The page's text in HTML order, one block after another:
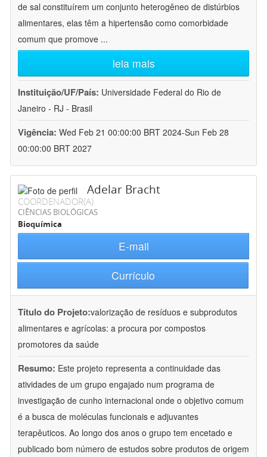
de sal constituírem um conjunto heterogêneo de distúrbios
alimentares, elas têm a hipertensão como comorbidade
comum que promove ...
leia mais
Instituição/UF/País: Universidade Federal do Rio de
Janeiro - RJ - Brasil
Vigência: Wed Feb 21 00:00:00 BRT 2024-Sun Feb 28
00:00:00 BRT 2027
Adelar Bracht
COORDENADOR(A)
CIÊNCIAS BIOLÓGICAS
Bioquímica
E-mail
Currículo
Título do Projeto:valorização de resíduos e subprodutos
alimentares e agrícolas: a procura por compostos
promotores da saúde
Resumo: Este projeto representa a continuidade das
atividades de um grupo engajado num programa de
investigação de cunho internacional onde o objetivo comum
é a busca de moléculas funcionais e adjuvantes
terapêuticos. Ao longo dos anos o grupo tem encetado e
publicado bom número de estudos sobre produtos de origem